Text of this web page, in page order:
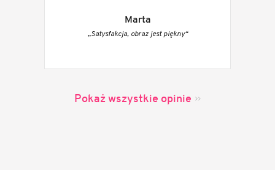
Marta
„Satysfakcja, obraz jest piękny“
Pokaż wszystkie opinie